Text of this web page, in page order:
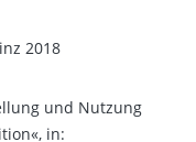
2018
und Nutzung
in: